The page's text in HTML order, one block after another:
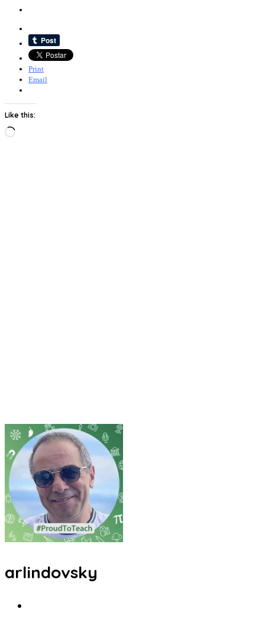
Print
Email
Like this:
Loading…
arlindovsky